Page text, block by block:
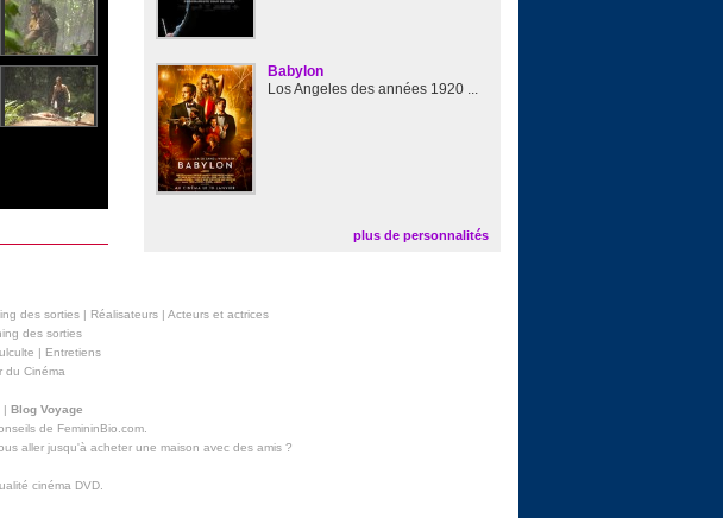
Babylon
Los Angeles des années 1920 ...
plus de personnalités
des sorties| Réalisateurs| Acteurs et actrices
des sorties
| Entretiens
du Cinéma
| Blog Voyage
de FemininBio.com.
aller jusqu'à acheter une maison avec des amis?
cinéma DVD